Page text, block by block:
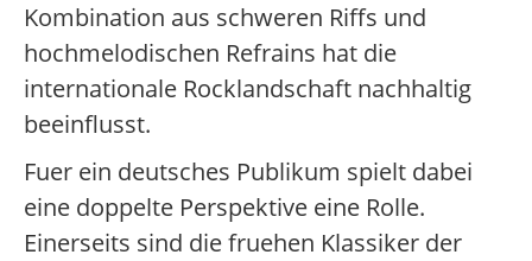
Kombination aus schweren Riffs und
hochmelodischen Refrains hat die
internationale Rocklandschaft nachhaltig
beeinflusst.
Fuer ein deutsches Publikum spielt dabei
eine doppelte Perspektive eine Rolle.
Einerseits sind die fruehen Klassiker der